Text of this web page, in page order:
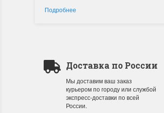
Летние Скидки
!! СКИДКА 20% ‼️ с 1 до 3 июня в честь
Подробнее
Доставка по России
Мы доставим ваш заказ
курьером по городу или службой
экспресс-доставки по всей
России.